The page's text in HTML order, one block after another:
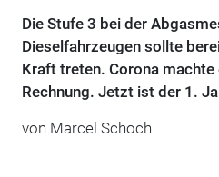
Die Stufe 3 bei der
Dieselfahrzeugen sollte
Kraft treten. Corona machte
Rechnung. Jetzt ist der 1.
von Marcel Schoch